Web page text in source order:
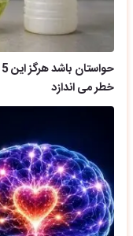
خطر می اندازد